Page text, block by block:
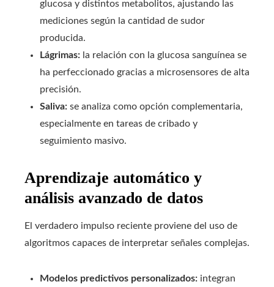
glucosa y distintos metabolitos, ajustando las
mediciones según la cantidad de sudor
producida.
Lágrimas: la relación con la glucosa sanguínea se
ha perfeccionado gracias a microsensores de alta
precisión.
Saliva: se analiza como opción complementaria,
especialmente en tareas de cribado y
seguimiento masivo.
Aprendizaje automático y
análisis avanzado de datos
El verdadero impulso reciente proviene del uso de
algoritmos capaces de interpretar señales complejas.
Modelos predictivos personalizados: integran